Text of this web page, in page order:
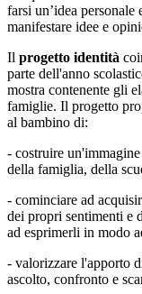
farsi un’idea personale
manifestare idee e
Il progetto identità
parte dell'anno
mostra contenente gli
famiglie. Il progetto
al bambino di:
- costruire
della famiglia, della
- cominciare ad
dei propri sentimenti e
ad esprimerli in modo
- valorizzare l'apporto
ascolto, confronto e